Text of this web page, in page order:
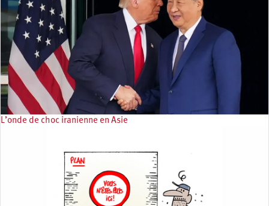
L’onde de choc iranienne en Asie